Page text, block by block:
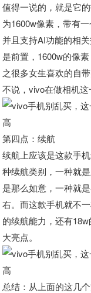
值得一说的，就是它
为1600w像素，带有
并且支持AI功能的相
是前置，1600w的像
之很多女生喜欢的自
不说，vivo在做相机这
第四点：续航
续航上应该是这款手
种续航类别，一种就
是那么如意，一种就
右。而这款手机就不
的续航能力，还有
大亮点。
总结：从上面的这几